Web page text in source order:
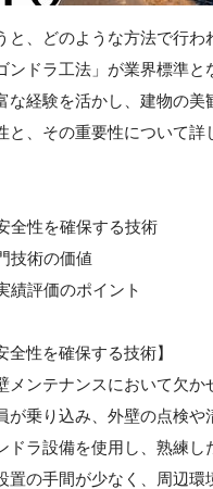
と、どのような方法で行
ンドラ工法」が業界標準
な経験を活かし、建物の
、その重要性について詳
全性を確保する技術
技術の価値
績評価のポイント
全性を確保する技術】
メンテナンスにおいて欠
が乗り込み、外壁の点検
ドラ設備を使用し、熟練
置の手間が少なく、周辺